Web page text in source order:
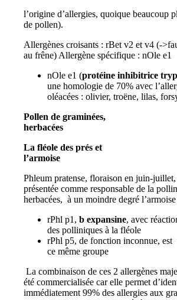
l’origine d’allergies, quoique beaucoup
de pollen).
Allergènes croisants : rBet v2 et v4 (-
au frêne) Allergène spécifique : nOle e1
nOle e1 (protéine inhibitrice
une homologie de 70% avec
oléacées : olivier, troëne, lilas,
Pollen de graminées,
herbacées
La fléole des prés et
Phleum pratense, floraison en juin-juillet,
présentée comme responsable de la
herbacées, à un moindre degré l’armoise
rPhl p1, b expansine, avec
des polliniques à la fléole
rPhl p5, de fonction inconnue, est
ce même groupe
La combinaison de ces 2 allergènes
été commercialisée car elle permet
immédiatement 99% des allergies aux